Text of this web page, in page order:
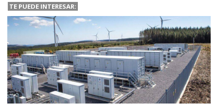
TE PUEDE INTERESAR: